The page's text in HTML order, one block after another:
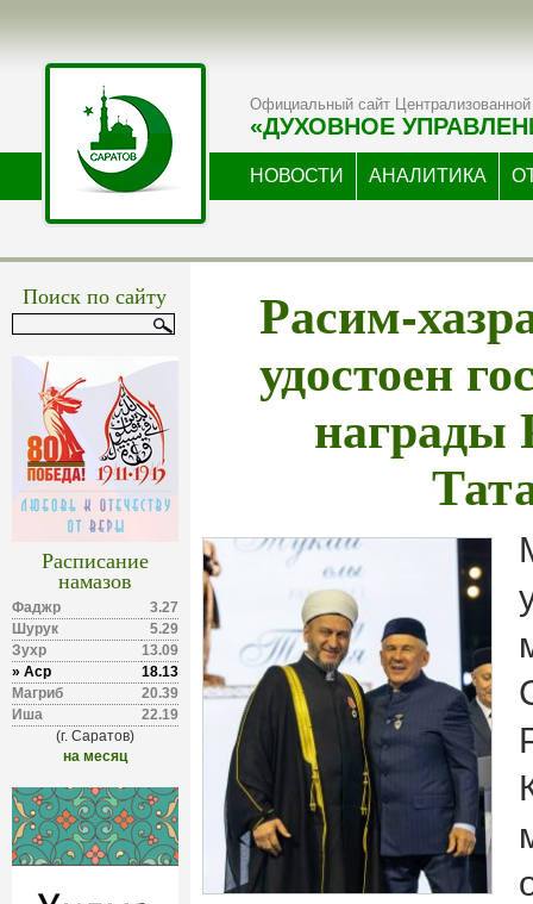
Официальный сайт Централизованной
«ДУХОВНОЕ
НОВОСТИ АНАЛИТИКА
Поиск по сайту
Расписание
намазов
Фаджр
3.27
Шурук
5.29
Зухр
13.09
» Аср
18.13
Магриб
20.39
Иша
22.19
(г. Саратов)
на месяц
Расим-
удостоен
награды